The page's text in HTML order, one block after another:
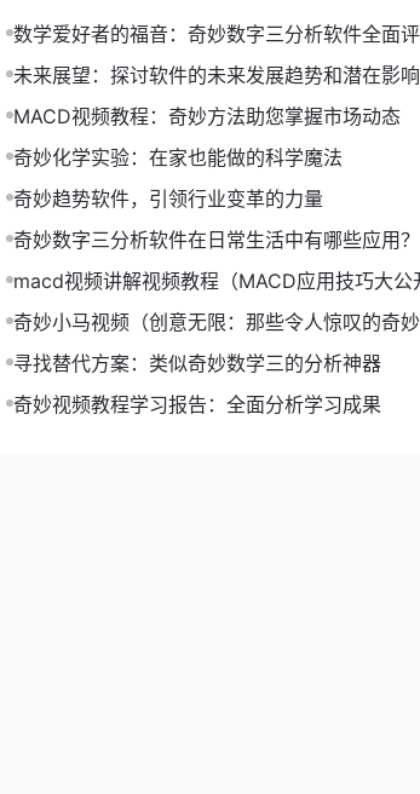
数学爱好者的福音：奇妙数字三分析软件全面
未来展望：探讨软件的未来发展趋势和潜在影响
MACD视频教程：奇妙方法助您掌握市场动态
奇妙化学实验：在家也能做的科学魔法
奇妙趋势软件，引领行业变革的力量
奇妙数字三分析软件在日常生活中有哪些应用？
macd视频讲解视频教程（MACD应用技巧大
视频教程）
奇妙小马视频（创意无限：那些令人惊叹的奇
合集）
寻找替代方案：类似奇妙数学三的分析神器
奇妙视频教程学习报告：全面分析学习成果